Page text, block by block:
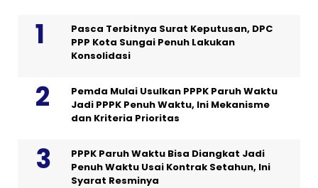
Pasca Terbitnya Surat Keputusan, DPC
PPP Kota Sungai Penuh Lakukan
Konsolidasi
Pemda Mulai Usulkan PPPK Paruh Waktu
Jadi PPPK Penuh Waktu, Ini Mekanisme
dan Kriteria Prioritas
PPPK Paruh Waktu Bisa Diangkat Jadi
Penuh Waktu Usai Kontrak Setahun, Ini
Syarat Resminya